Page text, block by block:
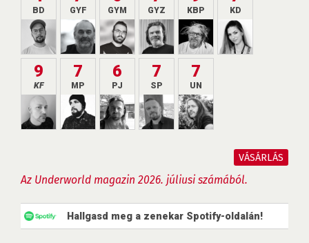
BD GYF GYM GYZ KBP KD
9
KF
7
MP
6
PJ
7
SP
7
UN
VÁSÁRLÁS
Az Underworld magazin 2026. júliusi számából.
Hallgasd meg a zenekar Spotify-oldalán!